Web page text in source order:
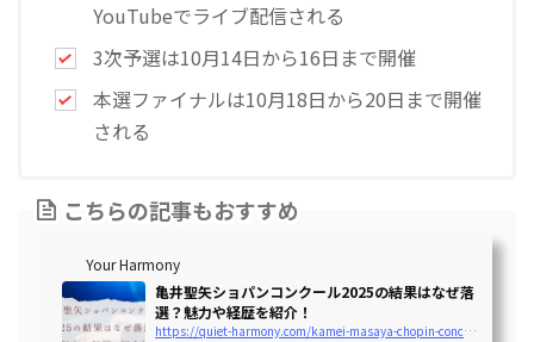
YouTubeでライブ配信される
3次予選は10月14日から16日まで開催
本選ファイナルは10月18日から20日まで開催
される
こちらの記事もおすすめ
Your Harmony
亀井聖矢ショパンコンクール2025の結果はなぜ落
選？魅力や経歴を紹介！
https://quiet-harmony.com/kamei-masaya-chopin-concours